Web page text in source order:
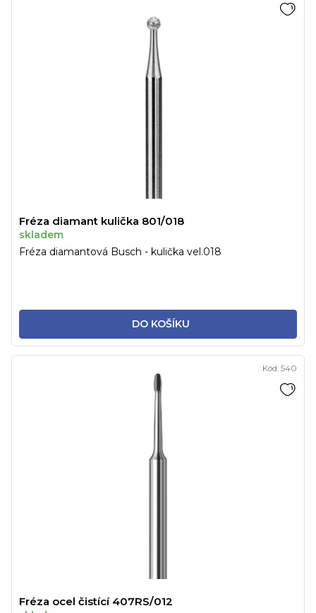
Fréza diamant kulička 801/018
skladem
DO KOŠÍKU
Fréza diamantová Busch - kulička vel.018
Fréza ocel čistící 407RS/012
Kód: 540